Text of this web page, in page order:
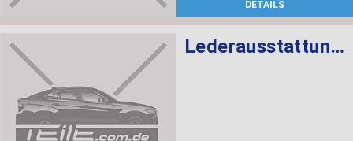
DETAILS
Lederausstattung G32, Sportsitze mit Sitzheizung vorne